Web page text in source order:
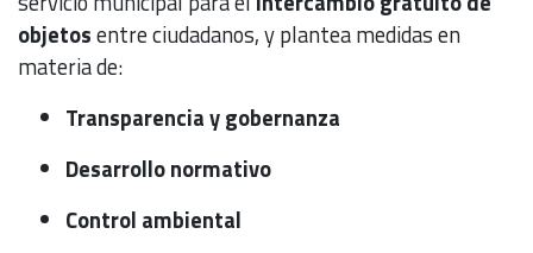
objetosentre ciudadanos, y plantea medidas en
materia de:
Transparencia y gobernanza
Desarrollo normativo
Control ambiental